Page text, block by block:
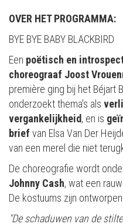
OVER HET PROGRAMMA:
BYE BYE BABY BLACKBIRD
Een poëtisch en
choreograaf Joost
première ging bij het Béjart
onderzoekt thema's als
vergankelijkheid, en is
brief van Elsa Van Der
van een merel die niet
De choreografie wordt
Johnny Cash, wat een
De kostuums zijn
"De schaduwen van de